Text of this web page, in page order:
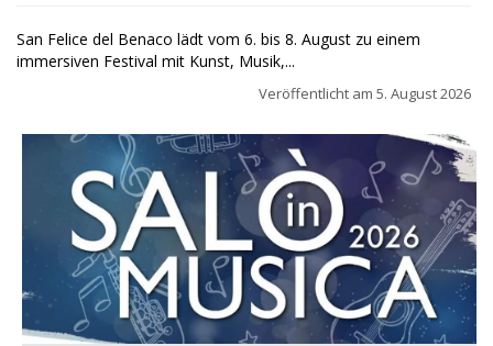
San Felice del Benaco lädt vom 6. bis 8. August zu einem
immersiven Festival mit Kunst, Musik,...
Veröffentlicht am 5. August 2026